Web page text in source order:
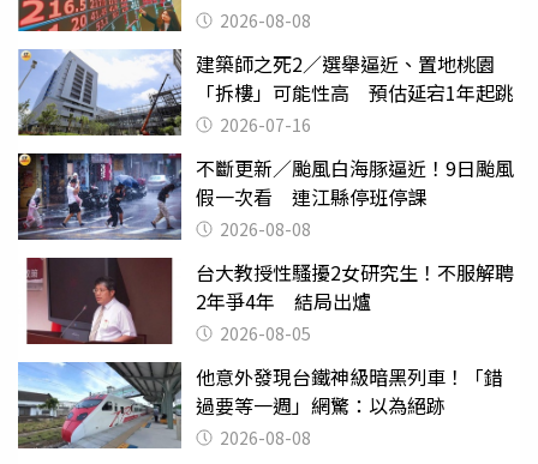
2026-08-08
建築師之死2／選舉逼近、置地桃園
「拆樓」可能性高 預估延宕1年起跳
2026-07-16
不斷更新／颱風白海豚逼近！9日颱風
假一次看 連江縣停班停課
2026-08-08
台大教授性騷擾2女研究生！不服解聘
2年爭4年 結局出爐
2026-08-05
他意外發現台鐵神級暗黑列車！「錯
過要等一週」網驚：以為絕跡
2026-08-08